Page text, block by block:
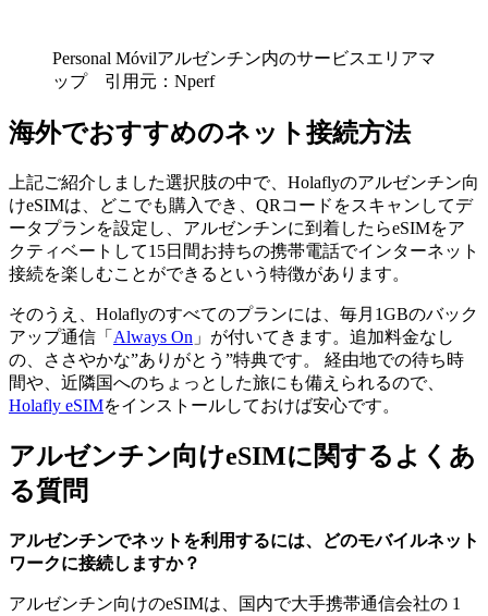
Personal Móvilアルゼンチン内のサービスエリアマ
ップ 引用元：Nperf
海外でおすすめのネット接続方法
上記ご紹介しました選択肢の中で、Holaflyのアルゼンチン向
けeSIMは、どこでも購入でき、QRコードをスキャンしてデ
ータプランを設定し、アルゼンチンに到着したらeSIMをア
クティベートして15日間お持ちの携帯電話でインターネット
接続を楽しむことができるという特徴があります。
そのうえ、Holaflyのすべてのプランには、毎月1GBのバック
アップ通信「 Always On 」が付いてきます。追加料金なし
の、ささやかな”ありがとう”特典です。 経由地での待ち時
間や、近隣国へのちょっとした旅にも備えられるので、
Holafly eSIMをインストールしておけば安心です。
アルゼンチン向けeSIMに関するよくあ
る質問
アルゼンチンでネットを利用するには、どのモバイルネット
ワークに接続しますか？
アルゼンチン向けのeSIMは、国内で大手携帯通信会社の 1